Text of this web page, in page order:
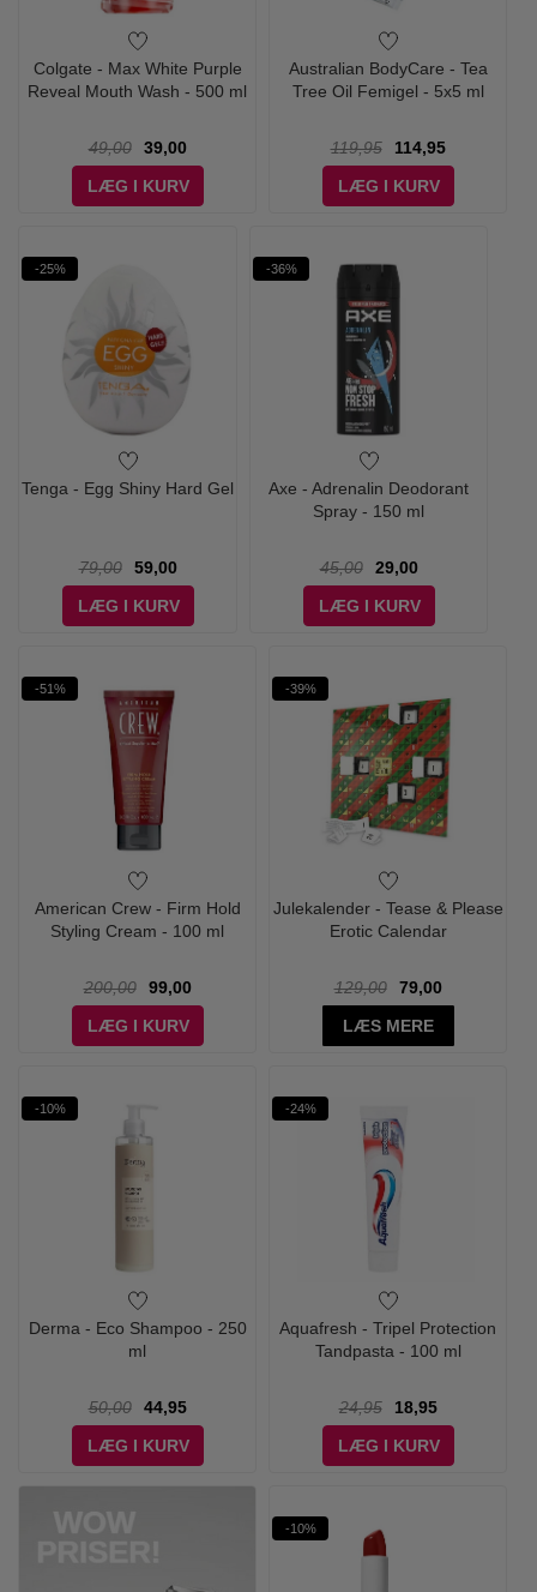
Colgate - Max White Purple
Reveal Mouth Wash - 500 ml
49,00
39,00
LÆG I KURV
Australian BodyCare - Tea
Tree Oil Femigel - 5x5 ml
119,95
114,95
LÆG I KURV
-25%
Tenga - Egg Shiny Hard Gel
79,00
59,00
LÆG I KURV
-36%
Axe - Adrenalin Deodorant
Spray - 150 ml
45,00
29,00
LÆG I KURV
-51%
American Crew - Firm Hold
Styling Cream - 100 ml
200,00
99,00
LÆG I KURV
-39%
Julekalender - Tease & Please
Erotic Calendar
129,00
79,00
LÆS MERE
-10%
Derma - Eco Shampoo - 250
ml
50,00
44,95
LÆG I KURV
-24%
Aquafresh - Tripel Protection
Tandpasta - 100 ml
24,95
18,95
LÆG I KURV
-10%